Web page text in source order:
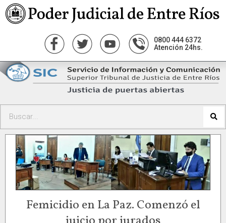
0800 444 6372
Atención 24hs.
Femicidio en La Paz. Comenzó el